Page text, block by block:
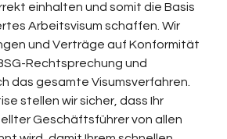
einhalten und somit die Basis
Arbeitsvisum schaffen. Wir
und Verträge auf Konformität
Rechtsprechung und
das gesamte Visumsverfahren.
stellen wir sicher, dass Ihr
Geschäftsführer von allen